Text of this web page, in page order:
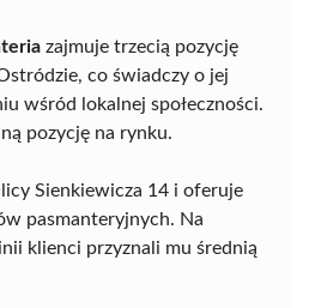
zajmuje trzecią pozycję
co świadczy o jej
wśród lokalnej społeczności.
pozycję na rynku.
Sienkiewicza 14 i oferuje
pasmanteryjnych. Na
klienci przyznali mu średnią